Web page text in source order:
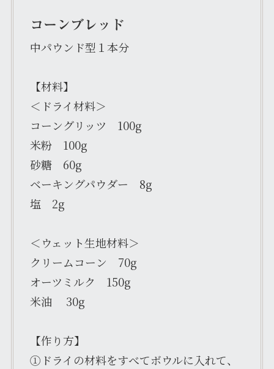
コーンブレッド
中パウンド型１本分
【材料】
＜ドライ材料＞
コーングリッツ 100g
米粉 100g
砂糖 60g
ベーキングパウダー 8g
塩 2g
＜ウェット生地材料＞
クリームコーン 70g
オーツミルク 150g
米油 30g
【作り方】
①ドライの材料をすべてボウルに入れて、